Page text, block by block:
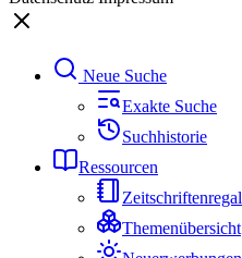
Neue Suche
Exakte Suche
Suchhistorie
Ressourcen
Zeitschriftenregal
Themenübersicht